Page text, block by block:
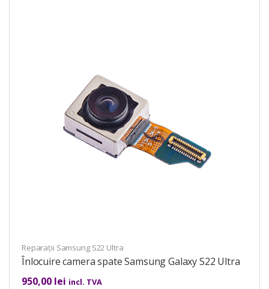
Reparații Samsung S22 Ultra
Înlocuire camera spate Samsung Galaxy S22 Ultra
950,00 lei incl. TVA